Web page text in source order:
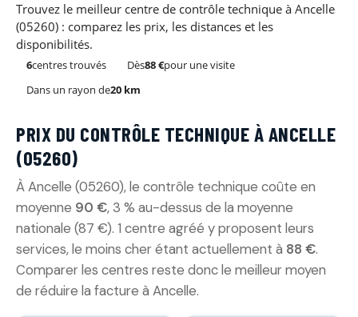
Trouvez le meilleur centre de contrôle technique à Ancelle
(05260) : comparez les prix, les distances et les
disponibilités.
6centres trouvés Dès88 €pour une visite
Dans un rayon de20 km
PRIX DU CONTRÔLE TECHNIQUE À ANCELLE
(05260)
À Ancelle (05260), le contrôle technique coûte en
moyenne 90 €, 3 % au-dessus de la moyenne
nationale (87 €). 1 centre agréé y proposent leurs
services, le moins cher étant actuellement à 88 €.
Comparer les centres reste donc le meilleur moyen
de réduire la facture à Ancelle.